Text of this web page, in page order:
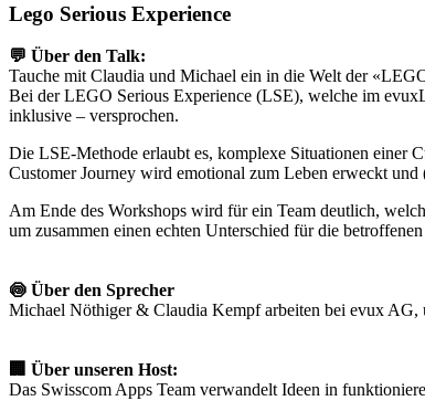
Lego Serious Experience
💬 Über den Talk:
Tauche mit Claudia und Michael ein in die Welt der
Bei der LEGO Serious Experience (LSE), welche im
inklusive – versprochen.
Die LSE-Methode erlaubt es, komplexe Situationen einer
Customer Journey wird emotional zum Leben erweckt und
Am Ende des Workshops wird für ein Team deutlich,
um zusammen einen echten Unterschied für die
🍥 Über den Sprecher
Michael Nöthiger & Claudia Kempf arbeiten bei evux AG,
🏢 Über unseren Host:
Das Swisscom Apps Team verwandelt Ideen in